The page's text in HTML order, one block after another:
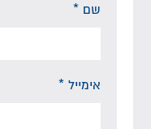
שם*
אימייל*